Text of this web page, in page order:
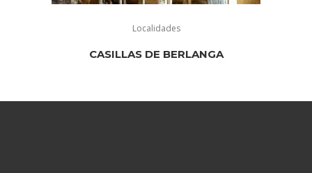
Localidades
CASILLAS DE BERLANGA